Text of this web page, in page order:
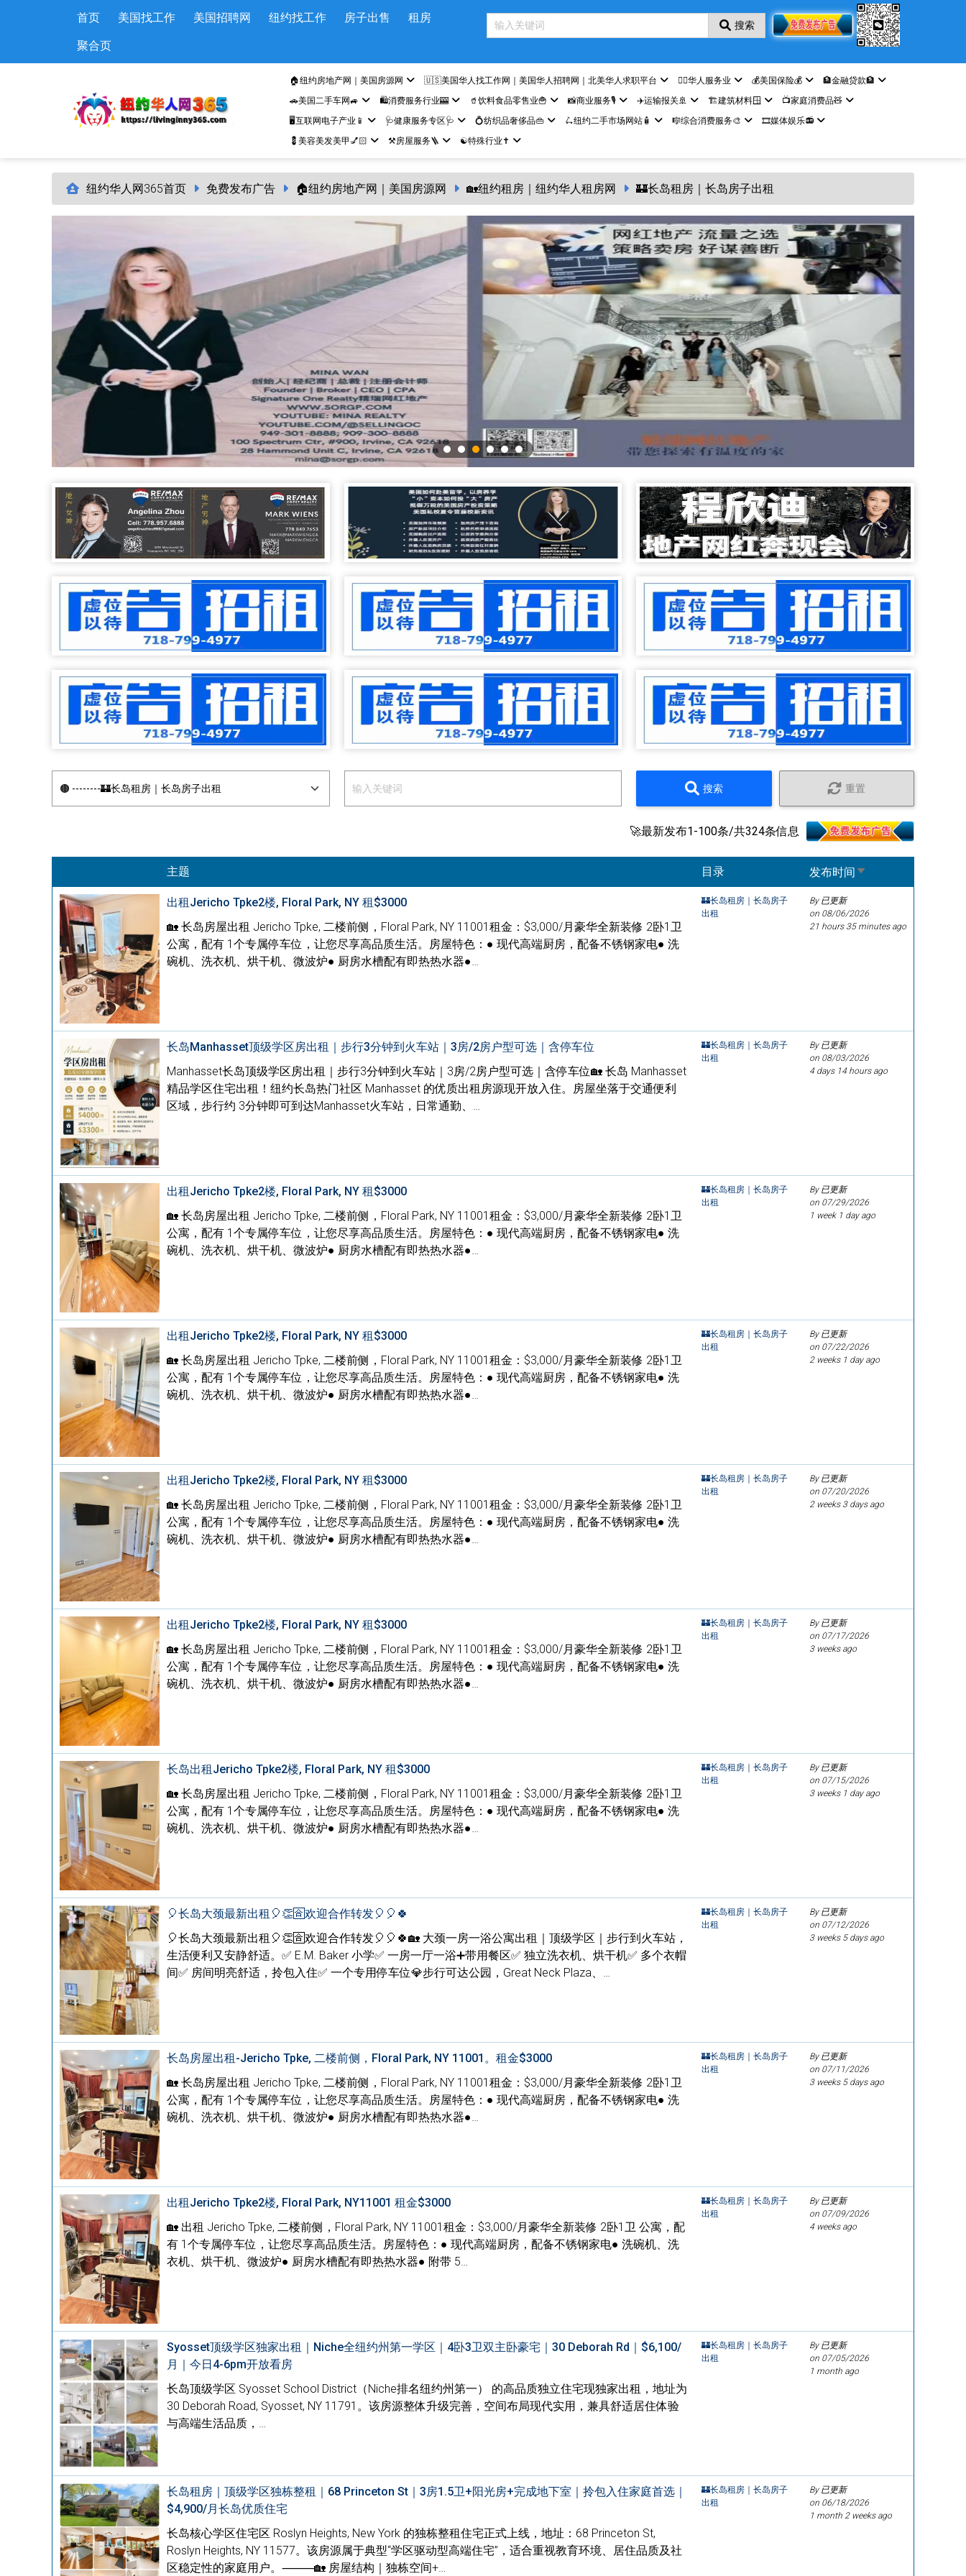
首页 美国找工作 美国招聘网 纽约找工作 房子出售 租房
聚合页
搜索
🏠纽约房地产网｜美国房源网 🇺🇸美国华人找工作网｜美国华人招聘网｜北美华人求职平台 🤵‍♀️华人服务业 💰美国保险💰
🏦金融贷款🏦
🚗美国二手车网🚙
🛍️消费服务行业🎰 🥤饮料食品零售业🍟 📸商业服务🎙️ ✈️运输报关🚢 🏗️建筑材料🪟
📺家庭消费品🧸
🖥️互联网电子产业📱
🩺健康服务专区🩺 💍纺织品奢侈品👜 🛴纽约二手市场网站🧴 🎼综合消费服务🎨
🎞️媒体娱乐📻
💈美容美发美甲💅🏻
⚒️房屋服务🪜 ☯️特殊行业✝️
纽约华人网365首页 免费发布广告 🏠纽约房地产网｜美国房源网 🏡纽约租房｜纽约华人租房网 🏰长岛租房｜长岛房子出租
搜索 重置
🚀最新发布1-100条/共324条信息
主题 目录 发布时间Sort ascending
出租Jericho Tpke2楼, Floral Park, NY 租$3000
🏡 长岛房屋出租 Jericho Tpke, 二楼前侧，Floral Park, NY 11001租金：$3,000/月豪华全新装修 2卧1卫
公寓，配有 1个专属停车位，让您尽享高品质生活。房屋特色：● 现代高端厨房，配备不锈钢家电● 洗
碗机、洗衣机、烘干机、微波炉● 厨房水槽配有即热热水器●…
🏰长岛租房｜长岛房子
出租
By 已更新
on 08/06/2026
21 hours 35 minutes ago
长岛Manhasset顶级学区房出租｜步行3分钟到火车站｜3房/2房户型可选｜含停车位
Manhasset长岛顶级学区房出租｜步行3分钟到火车站｜3房/2房户型可选｜含停车位🏡 长岛 Manhasset
精品学区住宅出租！纽约长岛热门社区 Manhasset 的优质出租房源现开放入住。房屋坐落于交通便利
区域，步行约 3分钟即可到达Manhasset火车站，日常通勤、…
🏰长岛租房｜长岛房子
出租
By 已更新
on 08/03/2026
4 days 14 hours ago
出租Jericho Tpke2楼, Floral Park, NY 租$3000
🏡 长岛房屋出租 Jericho Tpke, 二楼前侧，Floral Park, NY 11001租金：$3,000/月豪华全新装修 2卧1卫
公寓，配有 1个专属停车位，让您尽享高品质生活。房屋特色：● 现代高端厨房，配备不锈钢家电● 洗
碗机、洗衣机、烘干机、微波炉● 厨房水槽配有即热热水器●…
🏰长岛租房｜长岛房子
出租
By 已更新
on 07/29/2026
1 week 1 day ago
出租Jericho Tpke2楼, Floral Park, NY 租$3000
🏡 长岛房屋出租 Jericho Tpke, 二楼前侧，Floral Park, NY 11001租金：$3,000/月豪华全新装修 2卧1卫
公寓，配有 1个专属停车位，让您尽享高品质生活。房屋特色：● 现代高端厨房，配备不锈钢家电● 洗
碗机、洗衣机、烘干机、微波炉● 厨房水槽配有即热热水器●…
🏰长岛租房｜长岛房子
出租
By 已更新
on 07/22/2026
2 weeks 1 day ago
出租Jericho Tpke2楼, Floral Park, NY 租$3000
🏡 长岛房屋出租 Jericho Tpke, 二楼前侧，Floral Park, NY 11001租金：$3,000/月豪华全新装修 2卧1卫
公寓，配有 1个专属停车位，让您尽享高品质生活。房屋特色：● 现代高端厨房，配备不锈钢家电● 洗
碗机、洗衣机、烘干机、微波炉● 厨房水槽配有即热热水器●…
🏰长岛租房｜长岛房子
出租
By 已更新
on 07/20/2026
2 weeks 3 days ago
出租Jericho Tpke2楼, Floral Park, NY 租$3000
🏡 长岛房屋出租 Jericho Tpke, 二楼前侧，Floral Park, NY 11001租金：$3,000/月豪华全新装修 2卧1卫
公寓，配有 1个专属停车位，让您尽享高品质生活。房屋特色：● 现代高端厨房，配备不锈钢家电● 洗
碗机、洗衣机、烘干机、微波炉● 厨房水槽配有即热热水器●…
🏰长岛租房｜长岛房子
出租
By 已更新
on 07/17/2026
3 weeks ago
长岛出租Jericho Tpke2楼, Floral Park, NY 租$3000
🏡 长岛房屋出租 Jericho Tpke, 二楼前侧，Floral Park, NY 11001租金：$3,000/月豪华全新装修 2卧1卫
公寓，配有 1个专属停车位，让您尽享高品质生活。房屋特色：● 现代高端厨房，配备不锈钢家电● 洗
碗机、洗衣机、烘干机、微波炉● 厨房水槽配有即热热水器●…
🏰长岛租房｜长岛房子
出租
By 已更新
on 07/15/2026
3 weeks 1 day ago
🎈长岛大颈最新出租🎈👏🈴欢迎合作转发🎈🎈🍀
🎈长岛大颈最新出租🎈👏🈴欢迎合作转发🎈🎈🍀🏡 大颈一房一浴公寓出租｜顶级学区｜步行到火车站，
生活便利又安静舒适。✅ E.M. Baker 小学✅ 一房一厅一浴➕带用餐区✅ 独立洗衣机、烘干机✅ 多个衣帽
间✅ 房间明亮舒适，拎包入住✅ 一个专用停车位💎步行可达公园，Great Neck Plaza、…
🏰长岛租房｜长岛房子
出租
By 已更新
on 07/12/2026
3 weeks 5 days ago
长岛房屋出租-Jericho Tpke, 二楼前侧，Floral Park, NY 11001。租金$3000
🏡 长岛房屋出租 Jericho Tpke, 二楼前侧，Floral Park, NY 11001租金：$3,000/月豪华全新装修 2卧1卫
公寓，配有 1个专属停车位，让您尽享高品质生活。房屋特色：● 现代高端厨房，配备不锈钢家电● 洗
碗机、洗衣机、烘干机、微波炉● 厨房水槽配有即热热水器●…
🏰长岛租房｜长岛房子
出租
By 已更新
on 07/11/2026
3 weeks 5 days ago
出租Jericho Tpke2楼, Floral Park, NY11001 租金$3000
🏡 出租 Jericho Tpke, 二楼前侧，Floral Park, NY 11001租金：$3,000/月豪华全新装修 2卧1卫 公寓，配
有 1个专属停车位，让您尽享高品质生活。房屋特色：● 现代高端厨房，配备不锈钢家电● 洗碗机、洗
衣机、烘干机、微波炉● 厨房水槽配有即热热水器● 附带 5…
🏰长岛租房｜长岛房子
出租
By 已更新
on 07/09/2026
4 weeks ago
Syosset顶级学区独家出租｜Niche全纽约州第一学区｜4卧3卫双主卧豪宅｜30 Deborah Rd｜$6,100/
月｜今日4-6pm开放看房
长岛顶级学区 Syosset School District（Niche排名纽约州第一） 的高品质独立住宅现独家出租，地址为
30 Deborah Road, Syosset, NY 11791。该房源整体升级完善，空间布局现代实用，兼具舒适居住体验
与高端生活品质，…
🏰长岛租房｜长岛房子
出租
By 已更新
on 07/05/2026
1 month ago
长岛租房｜顶级学区独栋整租｜68 Princeton St｜3房1.5卫+阳光房+完成地下室｜拎包入住家庭首选｜
$4,900/月长岛优质住宅
长岛核心学区住宅区 Roslyn Heights, New York 的独栋整租住宅正式上线，地址：68 Princeton St,
Roslyn Heights, NY 11577。该房源属于典型“学区驱动型高端住宅”，适合重视教育环境、居住品质及社
区稳定性的家庭用户。⸻🏡 房屋结构｜独栋空间+…
🏰长岛租房｜长岛房子
出租
By 已更新
on 06/18/2026
1 month 2 weeks ago